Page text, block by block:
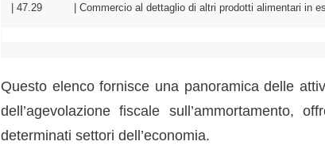
| 47.29 | Commercio al dettaglio di altri prodotti alimentari in
Questo elenco fornisce una panoramica delle
dell’agevolazione fiscale sull’ammortamento,
determinati settori dell’economia.